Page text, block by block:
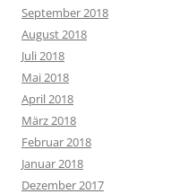
September 2018
August 2018
Juli 2018
Mai 2018
April 2018
März 2018
Februar 2018
Januar 2018
Dezember 2017